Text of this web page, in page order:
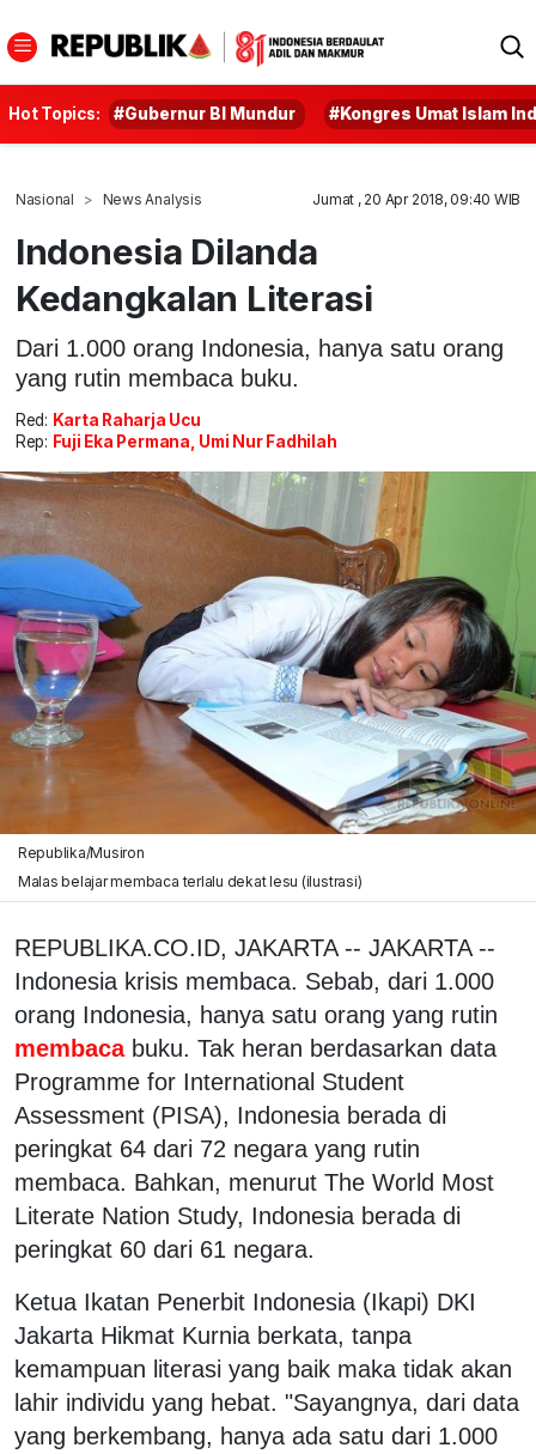
Hot Topics: #Gubernur BI Mundur #Kongres Umat Islam
Nasional News Analysis Jumat , 20 Apr 2018, 09:40 WIB
Indonesia Dilanda
Kedangkalan Literasi
Dari 1.000 orang Indonesia, hanya satu orang
yang rutin membaca buku.
Red: Karta Raharja Ucu
Rep: Fuji Eka Permana, Umi Nur Fadhilah
Republika/Musiron
Malas belajar membaca terlalu dekat lesu (ilustrasi)
REPUBLIKA.CO.ID, JAKARTA -- JAKARTA --
Indonesia krisis membaca. Sebab, dari 1.000
orang Indonesia, hanya satu orang yang rutin
membaca buku. Tak heran berdasarkan data
Programme for International Student
Assessment (PISA), Indonesia berada di
peringkat 64 dari 72 negara yang rutin
membaca. Bahkan, menurut The World Most
Literate Nation Study, Indonesia berada di
peringkat 60 dari 61 negara.
Ketua Ikatan Penerbit Indonesia (Ikapi) DKI
Jakarta Hikmat Kurnia berkata, tanpa
kemampuan literasi yang baik maka tidak akan
lahir individu yang hebat. "Sayangnya, dari data
yang berkembang, hanya ada satu dari 1.000